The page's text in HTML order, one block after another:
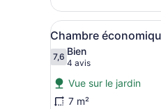
Chalet
rustique,
Plusieurs
Afficher
toutes
les
photos
pour
4
Chambre
7,67,6 sur 10
Bien
4 avis
(4 avis)
Vue sur le jardin
7 m²